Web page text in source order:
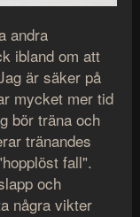
andra
ibland om att
är säker på
mycket mer tid
bör träna och
tränandes
fall".
och
några vikter